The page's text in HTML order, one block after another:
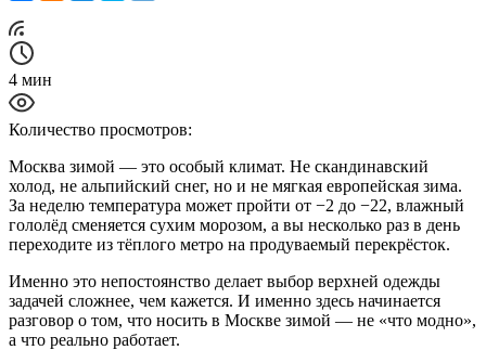
4 мин
Количество просмотров:
Москва зимой — это особый климат. Не скандинавский
холод, не альпийский снег, но и не мягкая европейская зима.
За неделю температура может пройти от −2 до −22, влажный
гололёд сменяется сухим морозом, а вы несколько раз в день
переходите из тёплого метро на продуваемый перекрёсток.
Именно это непостоянство делает выбор верхней одежды
задачей сложнее, чем кажется. И именно здесь начинается
разговор о том, что носить в Москве зимой — не «что модно»,
а что реально работает.